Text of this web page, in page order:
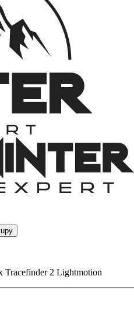
Tracefinder 2 Lightmotion